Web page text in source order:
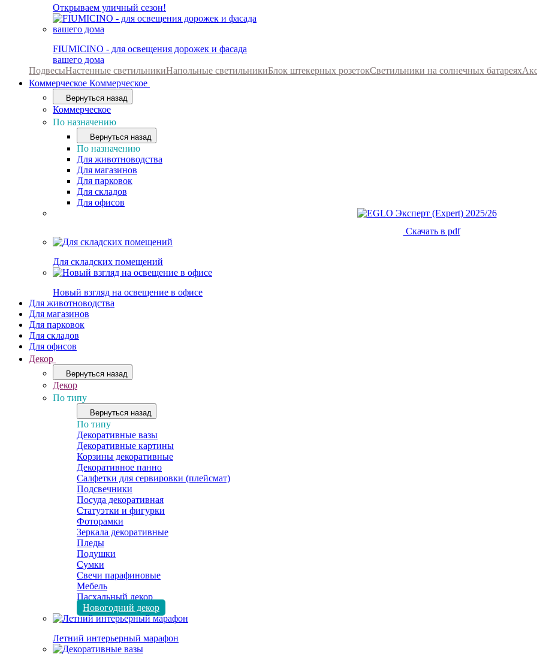
Открываем уличный сезон!
FIUMICINO - для освещения дорожек и фасада
вашего дома
ПодвесыНастенные светильникиНапольные светильникиБлок штекерных розетокСветильники на солнечных батареях
Коммерческое Коммерческое
Вернуться назад
Коммерческое
По назначению
Вернуться назад
По назначению
Для животноводства
Для магазинов
Для парковок
Для складов
Для офисов
Скачать в pdf
Для складских помещений
Новый взгляд на освещение в офисе
Для животноводства
Для магазинов
Для парковок
Для складов
Для офисов
Декор
Вернуться назад
Декор
По типу
Вернуться назад
По типу
Декоративные вазы
Декоративные картины
Корзины декоративные
Декоративное панно
Салфетки для сервировки (плейсмат)
Подсвечники
Посуда декоративная
Статуэтки и фигурки
Фоторамки
Зеркала декоративные
Пледы
Подушки
Сумки
Свечи парафиновые
Мебель
Пасхальный декор
Новогодний декор
Летний интерьерный марафон